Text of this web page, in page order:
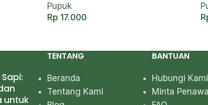
Pupuk
Rp 17.000
untuk
TENTANG
Beranda
Tentang Kami
BANTUAN
Hubungi Kami
Minta